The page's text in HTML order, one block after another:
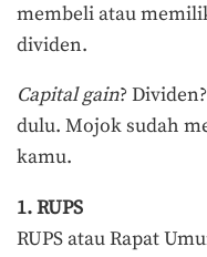
membeli atau
dividen.
Capital gain?
dulu. Mojok sudah
kamu.
1. RUPS
RUPS atau Rapat